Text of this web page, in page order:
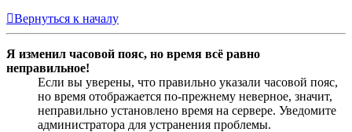
Вернуться к началу
Я изменил часовой пояс, но время всё равно
неправильное!
Если вы уверены, что правильно указали часовой пояс,
но время отображается по-прежнему неверное, значит,
неправильно установлено время на сервере. Уведомите
администратора для устранения проблемы.